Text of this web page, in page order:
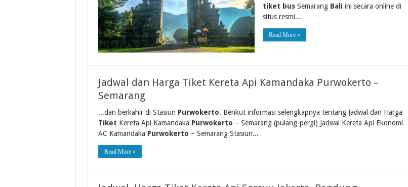
tiket busSemarang Baliini secara online di
situs resmi...
Read More »
Jadwal dan Harga Tiket Kereta Api Kamandaka Purwokerto –
Semarang
...dan berkahir di Stasiun Purwokerto. Berikut informasi selengkapnya tentang Jadwal dan Harga
Tiket Kereta Api Kamandaka Purwokerto – Semarang (pulang-pergi) Jadwal Kereta Api Ekonomi
AC Kamandaka Purwokerto – Semarang Stasiun...
Read More »